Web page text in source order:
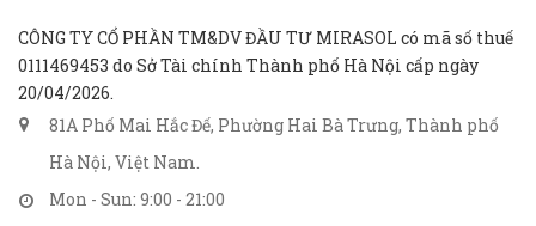
CÔNG TY CỔ PHẦN TM&DV ĐẦU TƯ MIRASOL có mã số thuế
0111469453 do Sở Tài chính Thành phố Hà Nội cấp ngày
20/04/2026.
81A Phố Mai Hắc Đế, Phường Hai Bà Trưng, Thành phố
Hà Nội, Việt Nam.
Mon - Sun: 9:00 - 21:00